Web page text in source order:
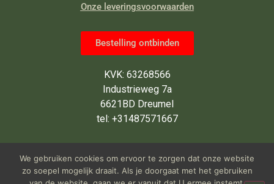
Onze leveringsvoorwaarden
Bestelling ontbinden
KVK: 63268566
Industrieweg 7a
6621BD Dreumel
tel: +31487571667
Wij zijn van maandag tot en met
vrijdag open van 9 tot 5 uur
We gebruiken cookies om ervoor te zorgen dat onze website
zo soepel mogelijk draait. Als je doorgaat met het gebruiken